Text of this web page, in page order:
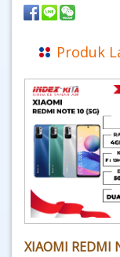
Produk
XIAOMI REDMI